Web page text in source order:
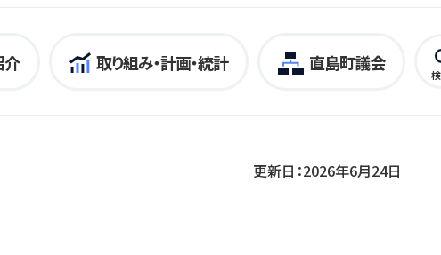
介 取り組み・計画・統計 直島町議会
更新日：2026年6月24日